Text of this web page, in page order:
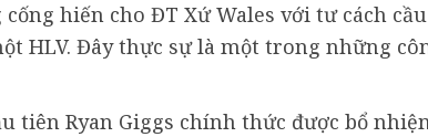
cống hiến cho ĐT Xứ Wales với tư cách
HLV. Đây thực sự là một trong những
tiên Ryan Giggs chính thức được bổ